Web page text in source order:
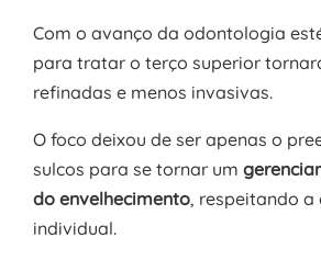
Com o avanço da odontologia
para tratar o terço superior
refinadas e menos invasivas.
O foco deixou de ser apenas o
sulcos para se tornar um
do envelhecimento, respeitando
individual.